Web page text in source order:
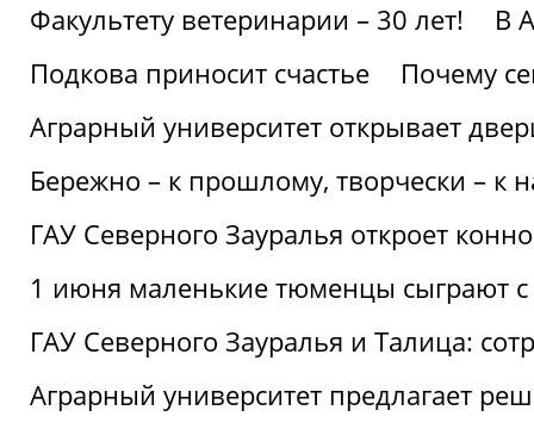
Факультету ветеринарии – 30 лет!
В
Подкова приносит счастье
Почему
Аграрный университет открывает
Бережно – к прошлому, творчески – к
ГАУ Северного Зауралья откроет
1 июня маленькие тюменцы сыграют с
ГАУ Северного Зауралья и Талица:
Аграрный университет предлагает